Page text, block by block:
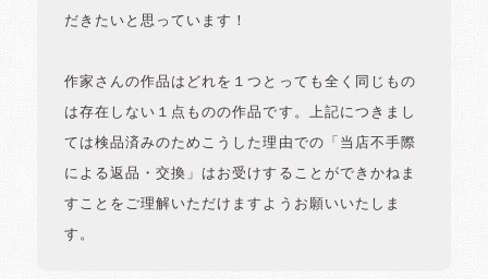
だきたいと思っています！
作家さんの作品はどれを１つとっても全く同じもの
は存在しない１点ものの作品です。上記につきまし
ては検品済みのためこうした理由での「当店不手際
による返品・交換」はお受けすることができかねま
すことをご理解いただけますようお願いいたしま
す。